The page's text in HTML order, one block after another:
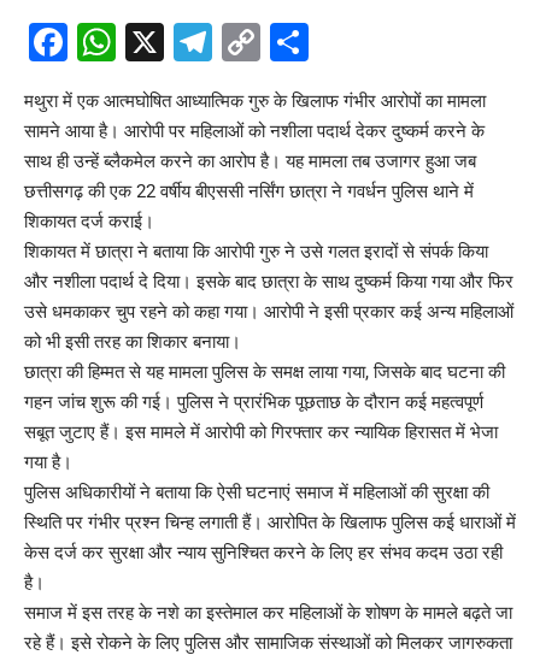
Facebook
WhatsApp
X Telegram
Copy
Link
मथुरा में एक आत्मघोषित आध्यात्मिक गुरु के खिलाफ गंभीर आरोपों का मामला
सामने आया है। आरोपी पर महिलाओं को नशीला पदार्थ देकर दुष्कर्म करने के
साथ ही उन्हें ब्लैकमेल करने का आरोप है। यह मामला तब उजागर हुआ जब
छत्तीसगढ़ की एक 22 वर्षीय बीएससी नर्सिंग छात्रा ने गवर्धन पुलिस थाने में
शिकायत दर्ज कराई।
शिकायत में छात्रा ने बताया कि आरोपी गुरु ने उसे गलत इरादों से संपर्क किया
और नशीला पदार्थ दे दिया। इसके बाद छात्रा के साथ दुष्कर्म किया गया और फिर
उसे धमकाकर चुप रहने को कहा गया। आरोपी ने इसी प्रकार कई अन्य महिलाओं
को भी इसी तरह का शिकार बनाया।
छात्रा की हिम्मत से यह मामला पुलिस के समक्ष लाया गया, जिसके बाद घटना की
गहन जांच शुरू की गई। पुलिस ने प्रारंभिक पूछताछ के दौरान कई महत्वपूर्ण
सबूत जुटाए हैं। इस मामले में आरोपी को गिरफ्तार कर न्यायिक हिरासत में भेजा
गया है।
पुलिस अधिकारीयों ने बताया कि ऐसी घटनाएं समाज में महिलाओं की सुरक्षा की
स्थिति पर गंभीर प्रश्न चिन्ह लगाती हैं। आरोपित के खिलाफ पुलिस कई धाराओं में
केस दर्ज कर सुरक्षा और न्याय सुनिश्चित करने के लिए हर संभव कदम उठा रही
है।
समाज में इस तरह के नशे का इस्तेमाल कर महिलाओं के शोषण के मामले बढ़ते जा
रहे हैं। इसे रोकने के लिए पुलिस और सामाजिक संस्थाओं को मिलकर जागरुकता